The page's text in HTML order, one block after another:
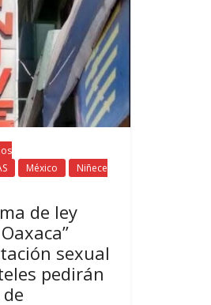
México
Niñece
de ley
sexual
pedirán